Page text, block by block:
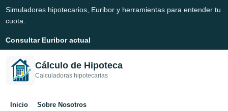
Simuladores hipotecarios, Euribor y herramientas para entender tu
cuota.
Consultar Euribor actual
Cálculo de Hipoteca
Calculadoras hipotecarias
Inicio Sobre Nosotros